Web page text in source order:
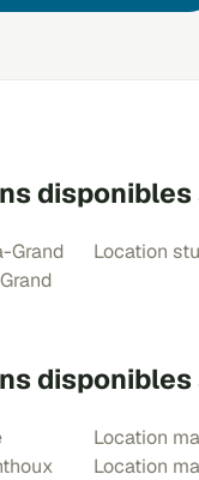
Grand
Location
Location
Location